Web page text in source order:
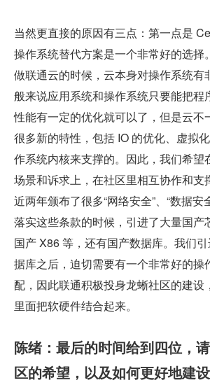
当然更直接的原因有三点：第一点是
操作系统替代方案是一个非常好的选择
做联通云的时候，云本身对操作系统有
般来说应用系统和操作系统只要能把程
性能有一定的优化就可以了，但是云不
很多新的特性，包括 IO 的优化、虚拟
作系统内核来支撑的。因此，我们希望
场景和诉求上，在社区里相互协作和支
近两年颁布了很多“网络安全”、“数据安
落实这些条款的时候，引进了大量国产
国产 X86 等，还有国产数据库。我们
据库之后，迫切需要有一个非常好的操
配，因此联通积极投身龙蜥社区的建设
里面把软硬件结合起来。
陈绪：最后的时间给到四位，
区的希望，以及如何更好地建